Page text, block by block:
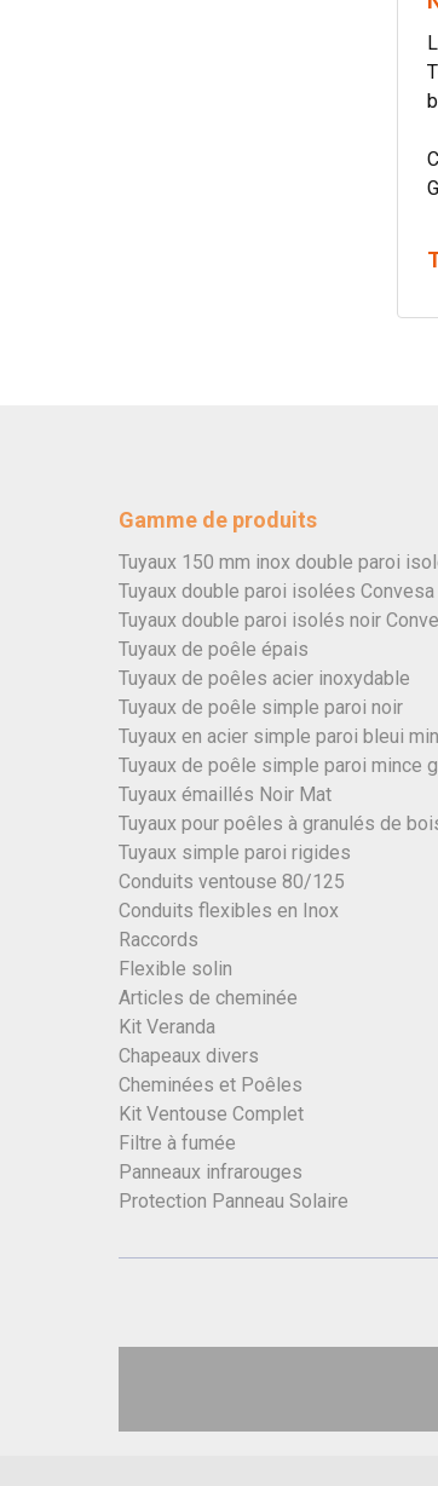
Gamme de produits
Tuyaux 150 mm inox double paroi
Tuyaux double paroi isolées
Tuyaux double paroi isolés noir
Tuyaux de poêle épais
Tuyaux de poêles acier inoxydable
Tuyaux de poêle simple paroi noir
Tuyaux en acier simple paroi bleui
Tuyaux de poêle simple paroi mince
Tuyaux émaillés Noir Mat
Tuyaux pour poêles à granulés de
Tuyaux simple paroi rigides
Conduits ventouse 80/125
Conduits flexibles en Inox
Raccords
Flexible solin
Articles de cheminée
Kit Veranda
Chapeaux divers
Cheminées et Poêles
Kit Ventouse Complet
Filtre à fumée
Panneaux infrarouges
Protection Panneau Solaire